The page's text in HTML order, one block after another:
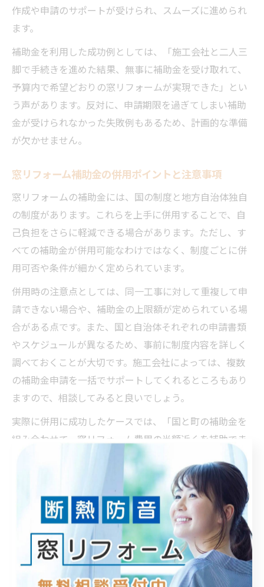
作成や申請のサポートが受けられ、スムーズに進められ
ます。
補助金を利用した成功例としては、「施工会社と二人三
脚で手続きを進めた結果、無事に補助金を受け取れて、
予算内で希望どおりの窓リフォームが実現できた」とい
う声があります。反対に、申請期限を過ぎてしまい補助
金が受けられなかった失敗例もあるため、計画的な準備
が欠かせません。
窓リフォーム補助金の併用ポイントと注意事項
窓リフォームの補助金には、国の制度と地方自治体独自
の制度があります。これらを上手に併用することで、自
己負担をさらに軽減できる場合があります。ただし、す
べての補助金が併用可能なわけではなく、制度ごとに併
用可否や条件が細かく定められています。
併用時の注意点としては、同一工事に対して重複して申
請できない場合や、補助金の上限額が定められている場
合がある点です。また、国と自治体それぞれの申請書類
やスケジュールが異なるため、事前に制度内容を詳しく
調べておくことが大切です。施工会社によっては、複数
の補助金申請を一括でサポートしてくれるところもあり
ますので、相談してみると良いでしょう。
実際に併用に成功したケースでは、「国と町の補助金を
組み合わせて、窓リフォーム費用の半額近くを補助でま
かなえた」といった例が見られます。反対に、制度の詳
細を確認せずに申請し、結果的にどちらの補助金も受け
取れなかったという失敗例もあるため、慎重な情報収集
が不可欠です。
国と自治体補助金の違いと賢い使い分け方
窓リフォームに活用できる補助金には、国が実施する
「省エネリフォーム補助金」と、自治体ごとの独自助成